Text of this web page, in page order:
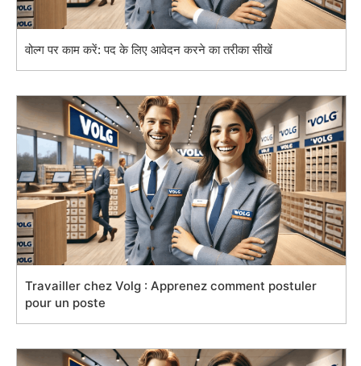
वोल्ग पर काम करें: पद के लिए आवेदन करने का तरीका सीखें
Travailler chez Volg : Apprenez comment postuler
pour un poste